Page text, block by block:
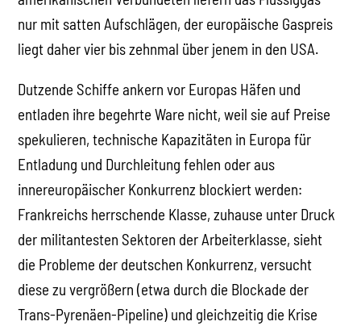
nur mit satten Aufschlägen, der europäische Gaspreis
liegt daher vier bis zehnmal über jenem in den USA.
Dutzende Schiffe ankern vor Europas Häfen und
entladen ihre begehrte Ware nicht, weil sie auf Preise
spekulieren, technische Kapazitäten in Europa für
Entladung und Durchleitung fehlen oder aus
innereuropäischer Konkurrenz blockiert werden:
Frankreichs herrschende Klasse, zuhause unter Druck
der militantesten Sektoren der Arbeiterklasse, sieht
die Probleme der deutschen Konkurrenz, versucht
diese zu vergrößern (etwa durch die Blockade der
Trans-Pyrenäen-Pipeline) und gleichzeitig die Krise